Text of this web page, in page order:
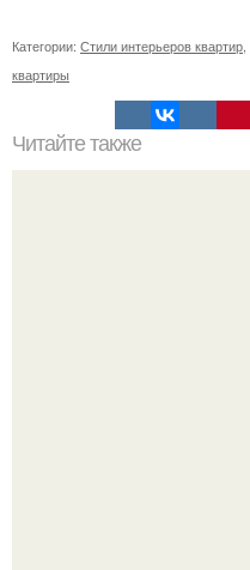
Категории: Стили интерьеров квартир,
квартиры
Читайте также